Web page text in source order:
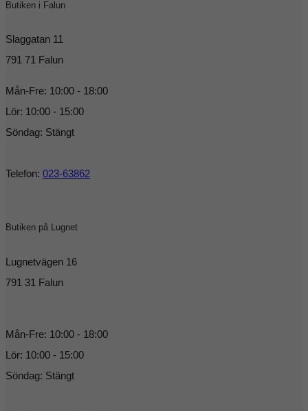
Butiken i Falun
Slaggatan 11
791 71 Falun
Mån-Fre: 10:00 - 18:00
Lör: 10:00 - 15:00
Söndag: Stängt
Telefon: 023-63862
Butiken på Lugnet
Lugnetvägen 16
791 31 Falun
Mån-Fre: 10:00 - 18:00
Lör: 10:00 - 15:00
Söndag: Stängt